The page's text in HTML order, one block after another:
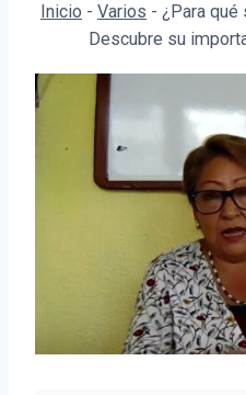
Inicio - Varios - ¿Para
Descubre su